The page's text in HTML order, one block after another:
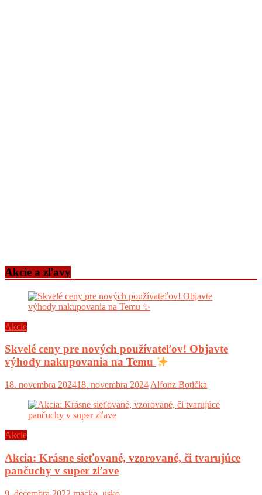
Akcie a zľavy
Akcie
Skvelé ceny pre nových používateľov! Objavte
výhody nakupovania na Temu
18. novembra 202418. novembra 2024 Alfonz Botička
Akcie
Akcia: Krásne sieťované, vzorované, či tvarujúce
pančuchy v super zľave